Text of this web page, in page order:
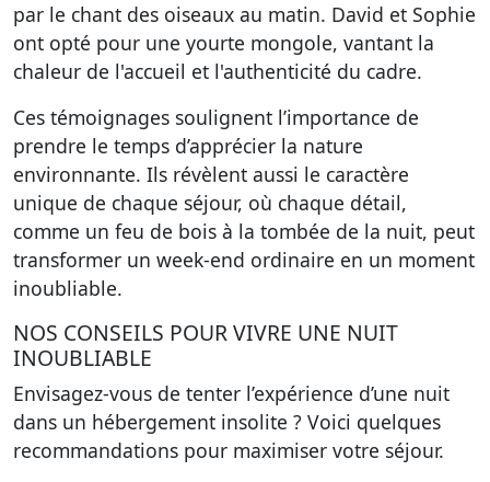
par le chant des oiseaux au matin. David et Sophie
ont opté pour une yourte mongole, vantant la
chaleur de l'accueil et l'authenticité du cadre.
Ces témoignages soulignent l’importance de
prendre le temps d’apprécier la nature
environnante. Ils révèlent aussi le caractère
unique de chaque séjour, où chaque détail,
comme un feu de bois à la tombée de la nuit, peut
transformer un week-end ordinaire en un moment
inoubliable.
NOS CONSEILS POUR VIVRE UNE NUIT
INOUBLIABLE
Envisagez-vous de tenter l’expérience d’une nuit
dans un hébergement insolite ? Voici quelques
recommandations pour maximiser votre séjour.